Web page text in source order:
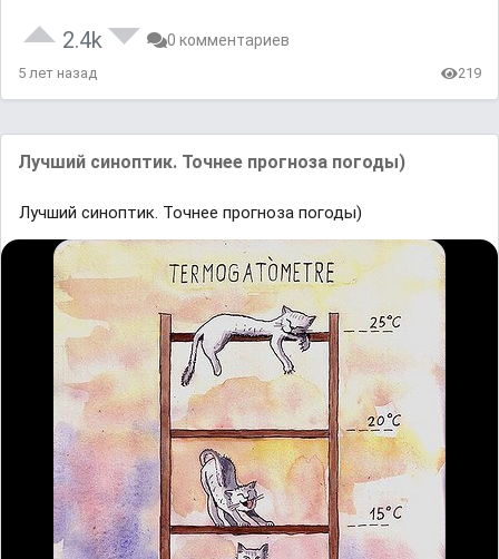
2.4k 0 комментариев
5 лет назад 219
Лучший синоптик. Точнее прогноза погоды)
Лучший синоптик. Точнее прогноза погоды)